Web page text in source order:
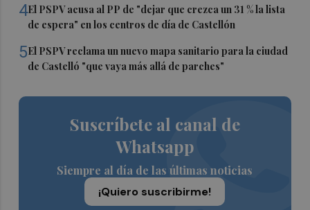
4El PSPV acusa al PP de "dejar que crezca un 31 % la lista
de espera" en los centros de día de Castellón
5El PSPV reclama un nuevo mapa sanitario para la ciudad
de Castelló "que vaya más allá de parches"
Suscríbete al canal de
Whatsapp
Siempre al día de las últimas noticias
¡Quiero suscribirme!